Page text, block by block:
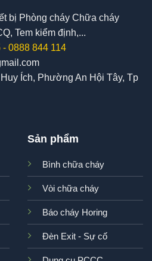
bị Phòng cháy Chữa cháy
Tem kiểm định,...
- 0888 844 114
Ích, Phường An Hội Tây, Tp
Sản phẩm
Bình chữa cháy
Vòi chữa cháy
Báo cháy Horing
Đèn Exit - Sự cố